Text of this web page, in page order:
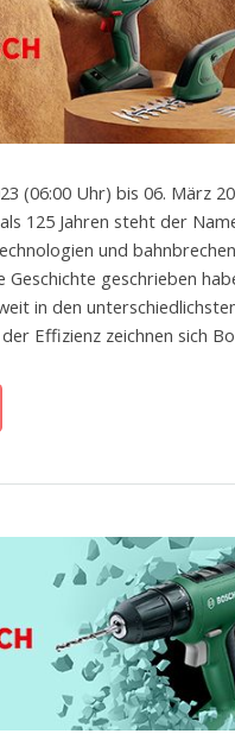
(06:00 Uhr) bis 06. März
125 Jahren steht der
und
Geschichte geschrieben
in den
Effizienz zeichnen sich